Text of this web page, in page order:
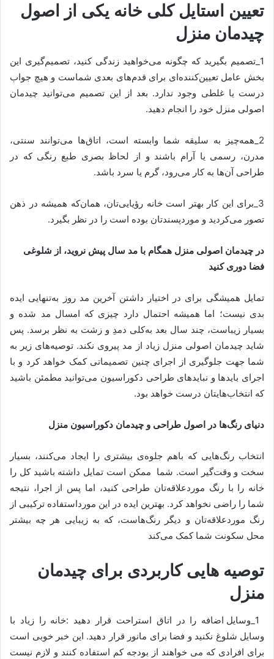
تعیین استایل کلی خانه یکی از اصول
چیدمان منزل
1_تصمیم بگیرید که چگونه می‌خواهید زندگی کنید، تصمیم‌گیری این
بخش عامل تعیین‌کننده‌ای برای قدم‌های بعدی شماست و هیچ جواب
درست یا غلطی وجود ندارد. بعد از این تصمیم می‌توانید چیدمان
اصولی منزل خود را انجام دهید.
2_همه‌چیز به سلیقه شما وابسته است، اتاق‌ها می‌توانند سنتی،
مدرن، رسمی یا آرام باشند و از لحاظ بصری طبع رنگی که در
طراحی آن‌ها به کار می‌رود، گرم یا سرد باشد.
3_برای این کار بهتر است خانه رؤیایی‌تان، همان‌که همیشه در ذهن
تصور می‌کردید و موردپسندتان بوده است را در نظر بگیرد.
در چیدمان اصولی منزل همگام با مد سال پیش نروید، از شلوغی
فضا دوری کنید
تمایل همیشگی برای در اختیار داشتن آخرین مد روز به‌تنهایی ایده
بدی نیست؛ اما همیشه احتمال دارد چیزی که امسال مد شده و
بسیار زیباست، چند سال بعد به‌کلی دمدِ و زشت به نظر برسد. پس
شاید چیدمان اصولی منزل زیاد از مد پیروی نکند. توصیه‌های زیر به
شما جهت جلوگیری از اجرای چنین تصمیماتی کمک خواهد کرد و با
اجرای بایدها و نبایدهای طراحی دکوراسیون می‌توانید مطمئن باشید
که انتخاب‌هایتان درست خواهد بود.
دنیای رنگ‌ها در اصول طراحی و چیدمان دکوراسیون منزل
انتخاب رنگ‌هایی که باهم جلوه‌ی بیشتری را ایجاد می‌کنند، بسیار
سخت و وقت‌گیر است. شما ممکن است تمایل داشته باشید کل را
خانه را با رنگ موردعلاقه‌تان طراحی کنید، اما پس از اجرا، نتیجه
شما را راضی نخواهد کرد. بهترین ایده در این مورداستفاده ترکیبی از
رنگ موردعلاقه‌تان و دیگر رنگ‌هاست، که به زیبایی هر چه بیشتر
محل سکونت شما کمک می‌کند
توصیه هایی کاربردی برای چیدمان
منزل
1_وسایل اضافه را در اتاق استراحت قرار دهید :خانه را زیاد با
وسایل شلوغ نکنید و فضا برای مانور قرار دهید. این خبر خوبی است
برای افرادی که می خواهند از بودجه کم استفاده کنند و لازم نیست